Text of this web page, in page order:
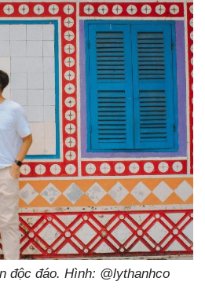
độc đáo. Hình: @lythanhco